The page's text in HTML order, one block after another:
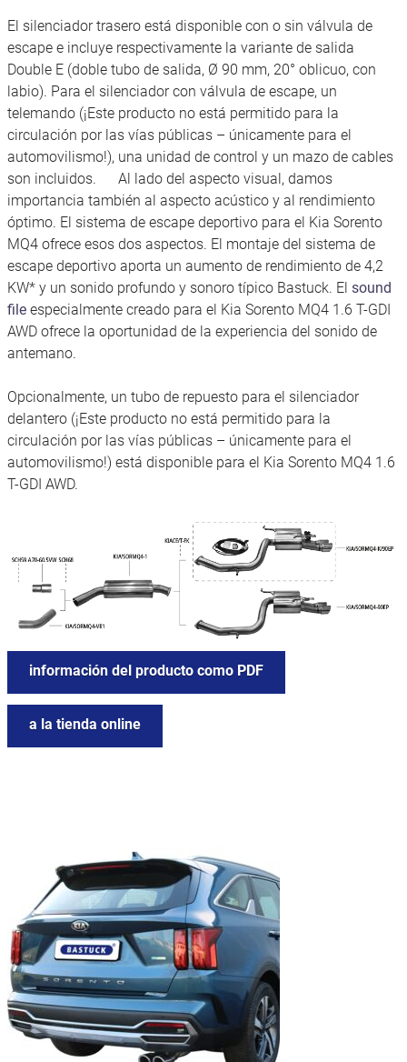
El silenciador trasero está disponible con o sin válvula de
escape e incluye respectivamente la variante de salida
Double E (doble tubo de salida, Ø 90 mm, 20° oblicuo, con
labio). Para el silenciador con válvula de escape, un
telemando (¡Este producto no está permitido para la
circulación por las vías públicas – únicamente para el
automovilismo!), una unidad de control y un mazo de cables
son incluidos. Al lado del aspecto visual, damos
importancia también al aspecto acústico y al rendimiento
óptimo. El sistema de escape deportivo para el Kia Sorento
MQ4 ofrece esos dos aspectos. El montaje del sistema de
escape deportivo aporta un aumento de rendimiento de 4,2
KW* y un sonido profundo y sonoro típico Bastuck. El sound
file especialmente creado para el Kia Sorento MQ4 1.6 T-GDI
AWD ofrece la oportunidad de la experiencia del sonido de
antemano.
Opcionalmente, un tubo de repuesto para el silenciador
delantero (¡Este producto no está permitido para la
circulación por las vías públicas – únicamente para el
automovilismo!) está disponible para el Kia Sorento MQ4 1.6
T-GDI AWD.
información del producto como PDF
a la tienda online